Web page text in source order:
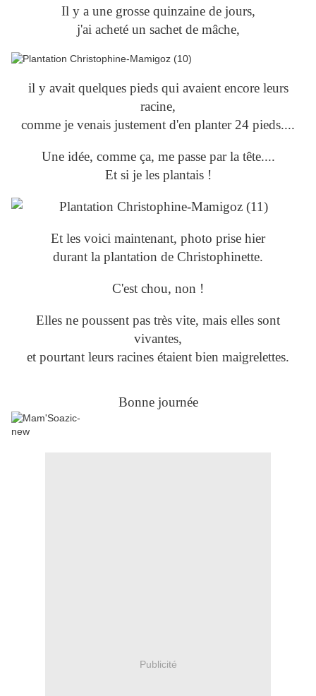
Il y a une grosse quinzaine de jours,
j'ai acheté un sachet de mâche,
il y avait quelques pieds qui avaient encore leurs
racine,
comme je venais justement d'en planter 24 pieds....
Une idée, comme ça, me passe par la tête....
Et si je les plantais !
Et les voici maintenant, photo prise hier
durant la plantation de Christophinette.
C'est chou, non !
Elles ne poussent pas très vite, mais elles sont
vivantes,
et pourtant leurs racines étaient bien maigrelettes.
Bonne journée
Publicité